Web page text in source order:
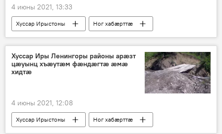
4 июны 2021, 13:33
Хуссар Ирыстоны
Ног хабӕрттӕ
Спорт
Хуссар Иры Ленингоры районы арӕзт
цӕуынц хъӕутӕм фӕндӕгтӕ ӕмӕ
хидтӕ
4 июны 2021, 12:08
Хуссар Ирыстоны Ног хабӕрттӕ